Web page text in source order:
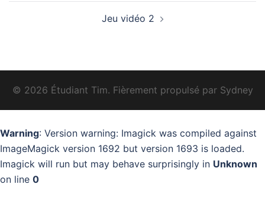
Jeu vidéo 2
© 2026 Étudiant Tim. Fièrement propulsé par Sydney
Warning: Version warning: Imagick was compiled against
ImageMagick version 1692 but version 1693 is loaded.
Imagick will run but may behave surprisingly in Unknown
on line 0